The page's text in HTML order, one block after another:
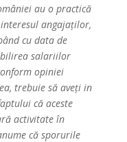
au o practică
angajaților,
cu data de
salariilor
opiniei
trebuie să aveți in
că aceste
activitate în
că sporurile